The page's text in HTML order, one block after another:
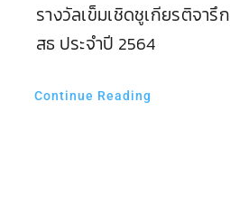
รางวัลเข็มเชิดชูเกียรติจารึ
สธ ประจำปี 2564
Continue Reading